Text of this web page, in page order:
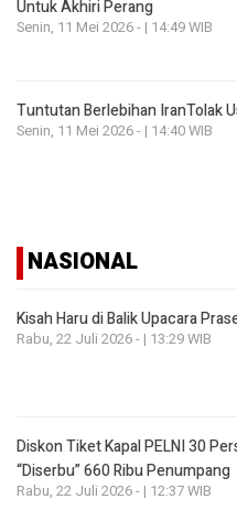
Untuk Akhiri Perang
Senin, 11 Mei 2026 - | 14:49 WIB
Tuntutan Berlebihan IranTolak
Senin, 11 Mei 2026 - | 14:40 WIB
NASIONAL
Kisah Haru di Balik Upacara
Rabu, 22 Juli 2026 - | 13:29 WIB
Diskon Tiket Kapal PELNI 30
“Diserbu” 660 Ribu Penumpang
Rabu, 22 Juli 2026 - | 12:37 WIB